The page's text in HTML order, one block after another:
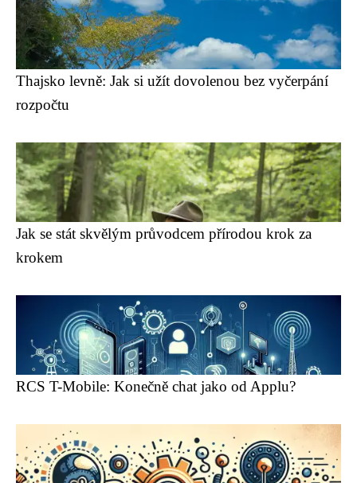
Thajsko levně: Jak si užít dovolenou bez vyčerpání
rozpočtu
Jak se stát skvělým průvodcem přírodou krok za
krokem
RCS T-Mobile: Konečně chat jako od Applu?